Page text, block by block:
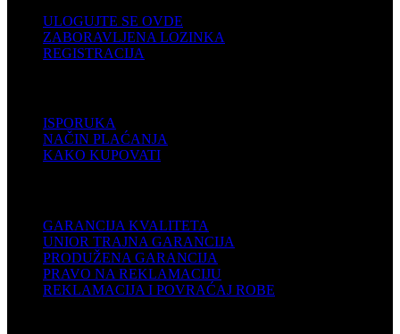
ULOGUJTE SE OVDE
ZABORAVLJENA LOZINKA
REGISTRACIJA
ISPORUKA
NAČIN PLAĆANJA
KAKO KUPOVATI
GARANCIJA KVALITETA
UNIOR TRAJNA GARANCIJA
PRODUŽENA GARANCIJA
PRAVO NA REKLAMACIJU
REKLAMACIJA I POVRAĆAJ ROBE